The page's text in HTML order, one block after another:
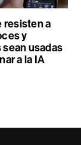
resisten a
y
usadas
a la IA